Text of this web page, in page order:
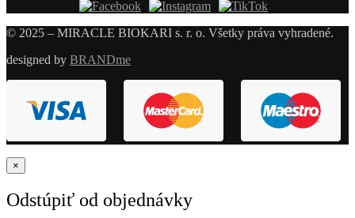
© 2025 – MIRACLE BIOKARI s. r. o. Všetky práva vyhradené.
designed by BRANDme
×
Odstúpiť od objednávky